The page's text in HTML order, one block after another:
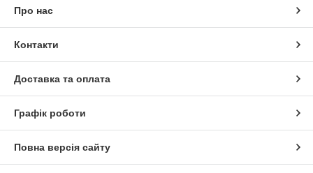
Про нас
Контакти
Доставка та оплата
Графік роботи
Повна версія сайту